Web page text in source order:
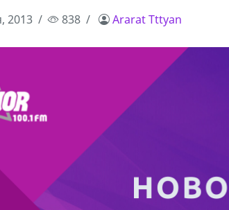
2013 838 Ararat Tttyan